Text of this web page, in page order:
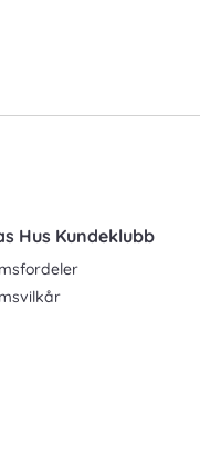
Hus Kundeklubb